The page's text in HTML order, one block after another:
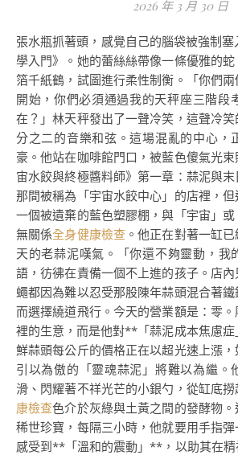
2026 年 3 月 30 日
張水瓶抓著頭，感覺自己的腦袋被強制塞入了一本**《量子美
學入門》。她的蕾絲絲帶像一條優雅的
箔千紙鶴，試圖進行柔性制衡。「你們
開始，你們必須通過我的天秤座三階段
在？」林天秤發出了一聲冷笑，這聲冷
分之二的音樂和弦。這場混亂的中心，
豪。他站在咖啡館門口，被藍色傻氣光
宙水餃與終極醬料師》第一章：蒜泥與
那間被稱為「宇宙水餃中心」的店裡，
一個被遺棄的藍色塑膠棚，與「宇宙」
無關係全身健康檢查 。他正在對著一缸
天的老蒜泥嘆氣。「你還不夠靈動，我
語，彷彿在責備一個不上進的孩子。店
蠅都因為難以忍受那股陳年蒜頭混合著
而選擇繞道飛行。今天的營業額是：零
裡的生意，而是他對**「蒜泥成本焦慮
鮮蒜頭每公斤的價格正在以超光速上漲
引以為傲的「靈魂蒜泥」將難以為繼。
滑、閃耀著不祥光芒的小銀勺，從缸底
康檢查色介於灰綠與土黃之間的發酵物
稀世珍寶，每隔三小時，他就要用手指
感受到**「溫和的震動」**，以助其在精